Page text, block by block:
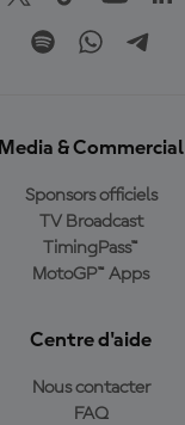
Media & Commercial
Sponsors officiels
TV Broadcast
TimingPass™
MotoGP™ Apps
Centre d'aide
Nous contacter
FAQ